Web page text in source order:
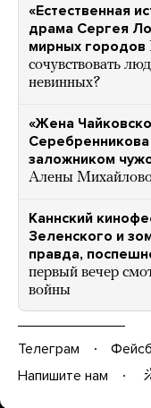
«Естественная
драма Сергея
мирных городов
сочувствовать
невинных?
«Жена
заложником
Алены
Каннский
Зеленского и
правда,
первый вечер
войны
Телеграм
Напишите нам